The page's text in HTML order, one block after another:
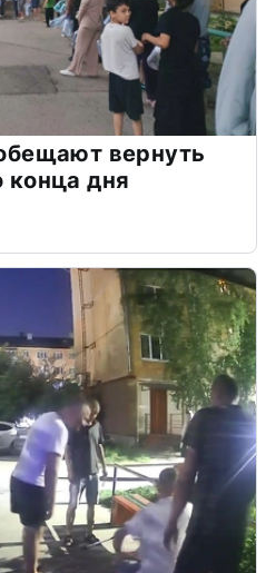
вернуть
конца дня